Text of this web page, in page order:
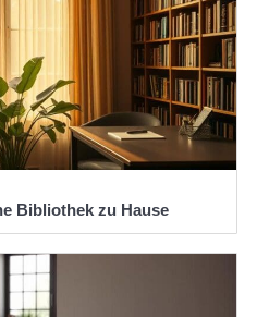
Bibliothek zu Hause